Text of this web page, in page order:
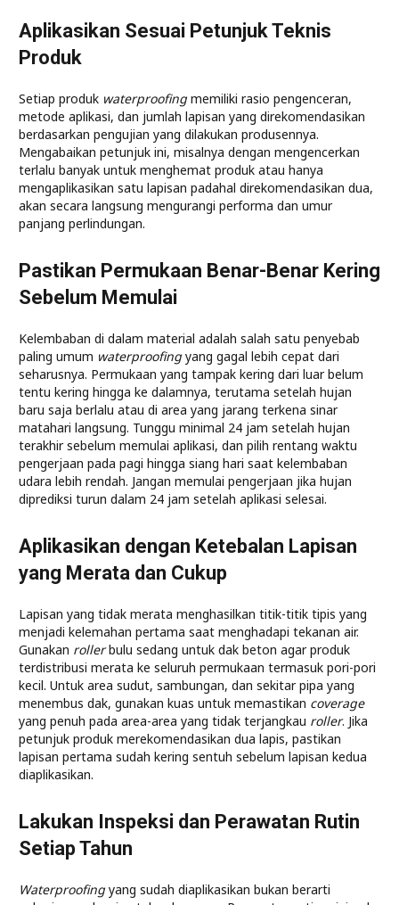
Aplikasikan Sesuai Petunjuk Teknis
Produk
Setiap produk waterproofingmemiliki rasio pengenceran,
metode aplikasi, dan jumlah lapisan yang direkomendasikan
berdasarkan pengujian yang dilakukan produsennya.
Mengabaikan petunjuk ini, misalnya dengan mengencerkan
terlalu banyak untuk menghemat produk atau hanya
mengaplikasikan satu lapisan padahal direkomendasikan dua,
akan secara langsung mengurangi performa dan umur
panjang perlindungan.
Pastikan Permukaan Benar-Benar Kering
Sebelum Memulai
Kelembaban di dalam material adalah salah satu penyebab
paling umum waterproofingyang gagal lebih cepat dari
seharusnya. Permukaan yang tampak kering dari luar belum
tentu kering hingga ke dalamnya, terutama setelah hujan
baru saja berlalu atau di area yang jarang terkena sinar
matahari langsung. Tunggu minimal 24 jam setelah hujan
terakhir sebelum memulai aplikasi, dan pilih rentang waktu
pengerjaan pada pagi hingga siang hari saat kelembaban
udara lebih rendah. Jangan memulai pengerjaan jika hujan
diprediksi turun dalam 24 jam setelah aplikasi selesai.
Aplikasikan dengan Ketebalan Lapisan
yang Merata dan Cukup
Lapisan yang tidak merata menghasilkan titik-titik tipis yang
menjadi kelemahan pertama saat menghadapi tekanan air.
Gunakan rollerbulu sedang untuk dak beton agar produk
terdistribusi merata ke seluruh permukaan termasuk pori-pori
kecil. Untuk area sudut, sambungan, dan sekitar pipa yang
menembus dak, gunakan kuas untuk memastikan coverage
yang penuh pada area-area yang tidak terjangkau roller. Jika
petunjuk produk merekomendasikan dua lapis, pastikan
lapisan pertama sudah kering sentuh sebelum lapisan kedua
diaplikasikan.
Lakukan Inspeksi dan Perawatan Rutin
Setiap Tahun
Waterproofingyang sudah diaplikasikan bukan berarti